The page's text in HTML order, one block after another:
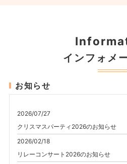
インフォメ
お知らせ
2026/07/27
クリスマスパーティ2026のお知らせ
2026/02/18
リレーコンサート2026のお知らせ